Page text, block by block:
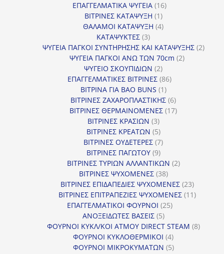
ΕΠΑΓΓΕΛΜΑΤΙΚΑ ΨΥΓΕΙΑ 1616
ΒΙΤΡΙΝΕΣ ΚΑΤΑΨΥΞΗ 11
προϊόν
ΘΑΛΑΜΟΙ ΚΑΤΑΨΥΞΗ 44
ΚΑΤΑΨΥΚΤΕΣ 33
προϊόντα
ΨΥΓΕΙΑ ΠΑΓΚΟΙ ΣΥΝΤΗΡΗΣΗΣ ΚΑΙ ΚΑΤΑΨΥΞΗΣ 22
ΨΥΓΕΙΑ ΠΑΓΚΟΙ ΑΝΩ ΤΩΝ 70cm 22
ΨΥΓΕΙΟ ΣΚΟΥΠΙΔΙΩΝ 22
προϊόντα
ΕΠΑΓΓΕΛΜΑΤΙΚΕΣ ΒΙΤΡΙΝΕΣ 8686
ΒΙΤΡΙΝΑ ΓΙΑ BAO BUNS 11
προϊόν
ΒΙΤΡΙΝΕΣ ΖΑΧΑΡΟΠΛΑΣΤΙΚΗΣ 66
προϊόντα
ΒΙΤΡΙΝΕΣ ΘΕΡΜΑΙΝΟΜΕΝΕΣ 1717
ΒΙΤΡΙΝΕΣ ΚΡΑΣΙΩΝ 33
προϊόντα
ΒΙΤΡΙΝΕΣ ΚΡΕΑΤΩΝ 55
προϊόντα
ΒΙΤΡΙΝΕΣ ΟΥΔΕΤΕΡΕΣ 77
ΒΙΤΡΙΝΕΣ ΠΑΓΩΤΟΥ 99
προϊόντα
ΒΙΤΡΙΝΕΣ ΤΥΡΙΩΝ ΑΛΛΑΝΤΙΚΩΝ 22
ΒΙΤΡΙΝΕΣ ΨΥΧΟΜΕΝΕΣ 3838
προϊόντα
ΒΙΤΡΙΝΕΣ ΕΠΙΔΑΠΕΔΙΕΣ ΨΥΧΟΜΕΝΕΣ 2323
προϊόντα
ΒΙΤΡΙΝΕΣ ΕΠΙΤΡΑΠΕΖΙΕΣ ΨΥΧΟΜΕΝΕΣ 1111
ΕΠΑΓΓΕΛΜΑΤΙΚΟΙ ΦΟΥΡΝΟΙ 2525
ΑΝΟΞΕΙΔΩΤΕΣ ΒΑΣΕΙΣ 55
προϊόντα
ΦΟΥΡΝΟΙ ΚΥΚΛ/ΚΟΙ ΑΤΜΟΥ DIRECT STEAM 88
ΦΟΥΡΝΟΙ ΚΥΚΛΟΘΕΡΜΙΚΟΙ 44
προϊόντα
ΦΟΥΡΝΟΙ ΜΙΚΡΟΚΥΜΑΤΩΝ 55